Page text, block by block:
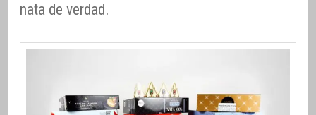
nata de verdad.